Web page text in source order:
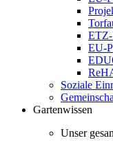
EU-
Soziale
Gartenwissen
Unser